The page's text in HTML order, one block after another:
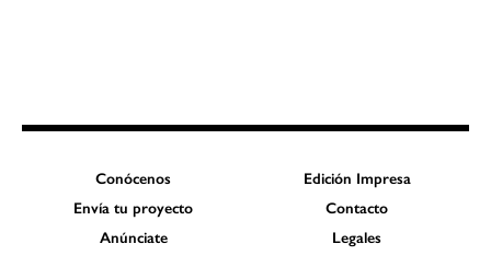
Conócenos
Edición Impresa
Envía tu proyecto
Contacto
Anúnciate
Legales